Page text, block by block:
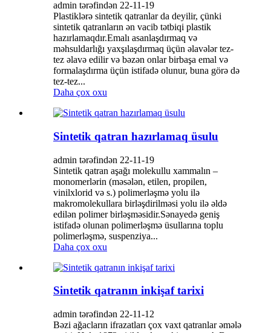
admin tərəfindən 22-11-19
Plastiklərə sintetik qatranlar da deyilir, çünki
sintetik qatranların ən vacib tətbiqi plastik
hazırlamaqdır.Emalı asanlaşdırmaq və
məhsuldarlığı yaxşılaşdırmaq üçün əlavələr tez-
tez əlavə edilir və bəzən onlar birbaşa emal və
formalaşdırma üçün istifadə olunur, buna görə də
tez-tez...
Daha çox oxu
Sintetik qatran hazırlamaq üsulu
admin tərəfindən 22-11-19
Sintetik qatran aşağı molekullu xammalın –
monomerlərin (məsələn, etilen, propilen,
vinilxlorid və s.) polimerləşmə yolu ilə
makromolekullara birləşdirilməsi yolu ilə əldə
edilən polimer birləşməsidir.Sənayedə geniş
istifadə olunan polimerləşmə üsullarına toplu
polimerləşmə, suspenziya...
Daha çox oxu
Sintetik qatranın inkişaf tarixi
admin tərəfindən 22-11-12
Bəzi ağacların ifrazatları çox vaxt qatranlar əmələ